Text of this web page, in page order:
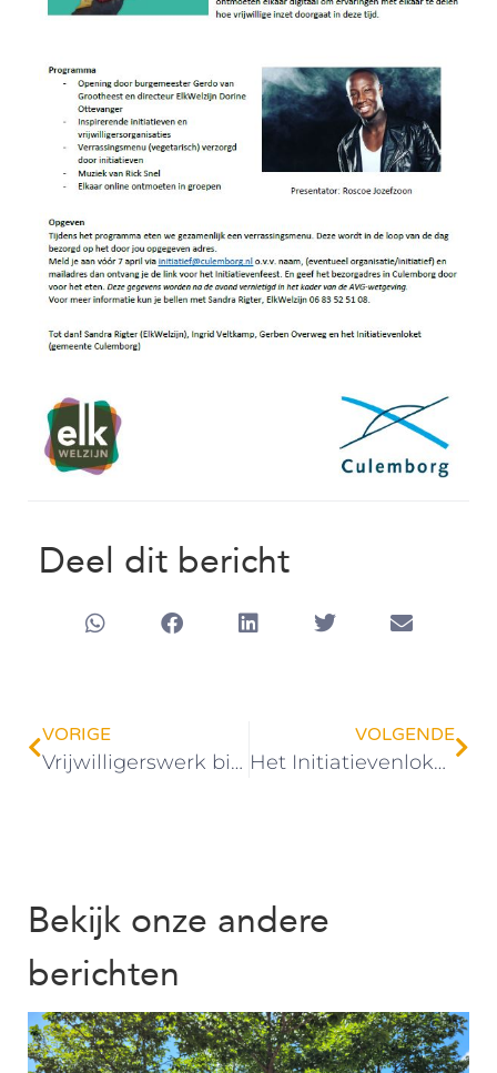
Deel dit bericht
VORIGE
Vrijwilligerswerk bij de formulierenbrigade: puzzelen en alert blijven
VOLGENDE
Het Initiatievenloket: steun in de rug voor burgerinitiatieven
Bekijk onze andere
berichten